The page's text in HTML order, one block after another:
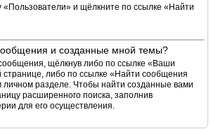
«Пользователи» и щёлкните по ссылке «Найти
и созданные мной темы?
щёлкнув либо по ссылке «Ваши
странице, либо по ссылке «Найти сообщения
личном разделе. Чтобы найти созданные вами
расширенного поиска, заполнив
для его осуществления.